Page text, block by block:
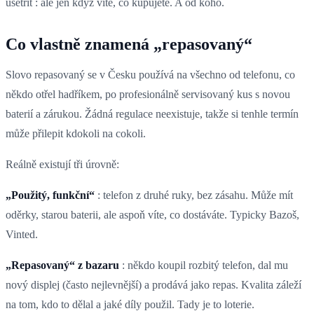
Co vlastně znamená „repasovaný“
Slovo repasovaný se v Česku používá na všechno od telefonu, co
někdo otřel hadříkem, po profesionálně servisovaný kus s novou
baterií a zárukou. Žádná regulace neexistuje, takže si tenhle termín
může přilepit kdokoli na cokoli.
Reálně existují tři úrovně:
„Použitý, funkční“ : telefon z druhé ruky, bez zásahu. Může mít
oděrky, starou baterii, ale aspoň víte, co dostáváte. Typicky Bazoš,
Vinted.
„Repasovaný“ z bazaru : někdo koupil rozbitý telefon, dal mu
nový displej (často nejlevnější) a prodává jako repas. Kvalita záleží
na tom, kdo to dělal a jaké díly použil. Tady je to loterie.